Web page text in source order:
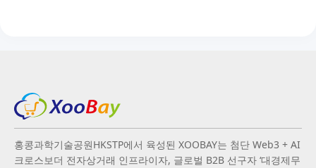
홍콩과학기술공원HKSTP에서 육성된 XOOBAY는 첨단 Web3 + AI
크로스보더 전자상거래 인프라이자, 글로벌 B2B 선구자 ‘대경제무